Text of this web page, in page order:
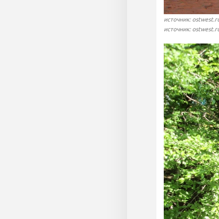
источник:
источник: